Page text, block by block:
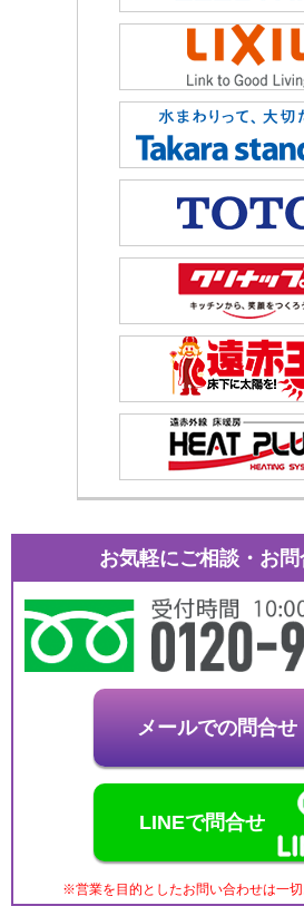
お気軽にご相談・お
メールでの問合せ
LINEで問合せ
※営業を目的としたお問い合わせは一切